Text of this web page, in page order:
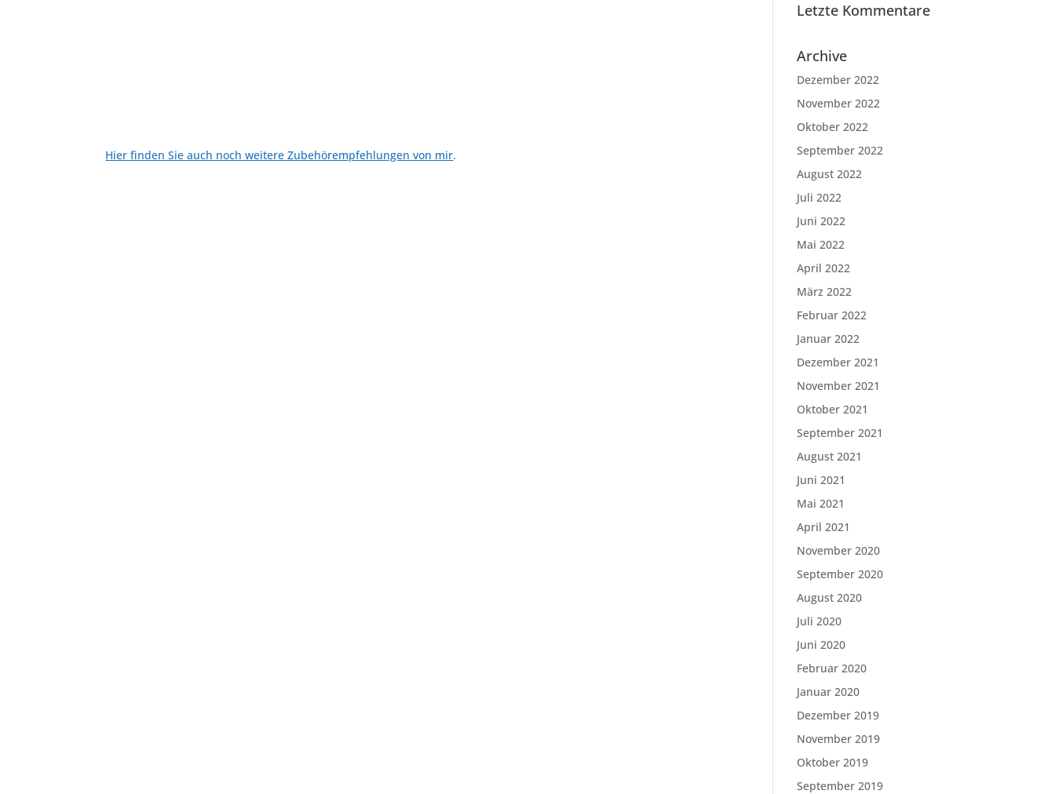
Hier finden Sie auch noch weitere Zubehörempfehlungen von mir.
Letzte Kommentare
Archive
Dezember 2022
November 2022
Oktober 2022
September 2022
August 2022
Juli 2022
Juni 2022
Mai 2022
April 2022
März 2022
Februar 2022
Januar 2022
Dezember 2021
November 2021
Oktober 2021
September 2021
August 2021
Juni 2021
Mai 2021
April 2021
November 2020
September 2020
August 2020
Juli 2020
Juni 2020
Februar 2020
Januar 2020
Dezember 2019
November 2019
Oktober 2019
September 2019